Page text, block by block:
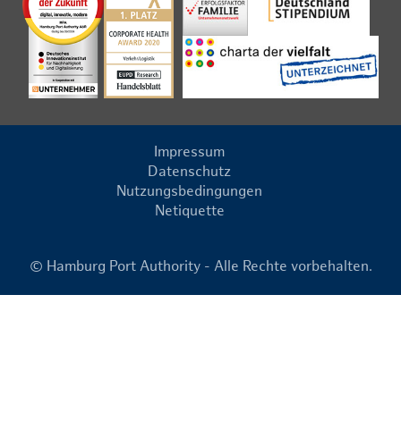
Impressum
Datenschutz
Nutzungsbedingungen
Netiquette
© Hamburg Port Authority - Alle Rechte vorbehalten.